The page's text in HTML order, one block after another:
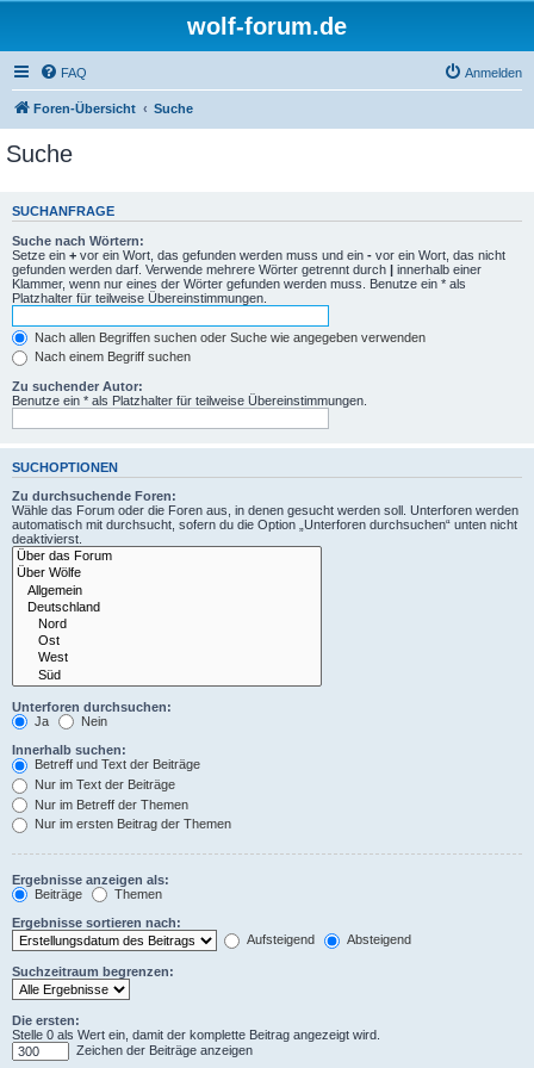
wolf-forum.de
FAQ Anmelden
Foren-Übersicht Suche
Suche
SUCHANFRAGE
Suche nach Wörtern:
Setze ein + vor ein Wort, das gefunden werden muss und ein - vor ein Wort, das nicht
gefunden werden darf. Verwende mehrere Wörter getrennt durch | innerhalb einer
Klammer, wenn nur eines der Wörter gefunden werden muss. Benutze ein * als
Platzhalter für teilweise Übereinstimmungen.
Nach allen Begriffen suchen oder Suche wie angegeben verwenden
Nach einem Begriff suchen
Zu suchender Autor:
Benutze ein * als Platzhalter für teilweise Übereinstimmungen.
SUCHOPTIONEN
Zu durchsuchende Foren:
Wähle das Forum oder die Foren aus, in denen gesucht werden soll. Unterforen werden
automatisch mit durchsucht, sofern du die Option „Unterforen durchsuchen“ unten nicht
deaktivierst.
Unterforen durchsuchen:
Ja
Nein
Innerhalb suchen:
Betreff und Text der Beiträge
Nur im Text der Beiträge
Nur im Betreff der Themen
Nur im ersten Beitrag der Themen
Ergebnisse anzeigen als:
Beiträge
Themen
Ergebnisse sortieren nach:
Aufsteigend
Absteigend
Suchzeitraum begrenzen:
Die ersten:
Stelle 0 als Wert ein, damit der komplette Beitrag angezeigt wird.
Zeichen der Beiträge anzeigen